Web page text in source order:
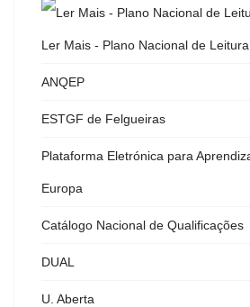
Ler Mais - Plano Nacional de Leitura
ANQEP
ESTGF de Felgueiras
Plataforma Eletrónica para
Europa
Catálogo Nacional de Qualificações
DUAL
U. Aberta